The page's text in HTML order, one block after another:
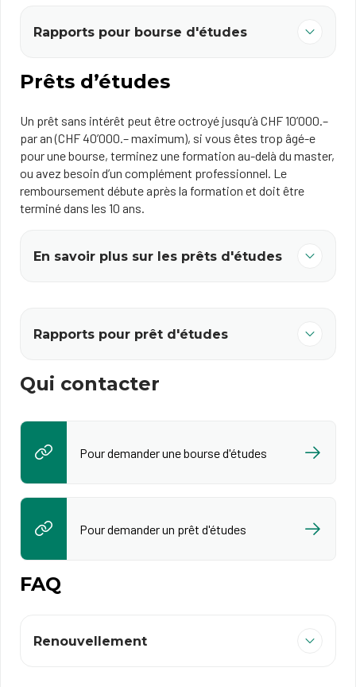
Rapports pour bourse d'études
Prêts d’études
Un prêt sans intérêt peut être octroyé jusqu’à CHF 10’000.–
par an (CHF 40’000.– maximum), si vous êtes trop âgé-e
pour une bourse, terminez une formation au-delà du master,
ou avez besoin d’un complément professionnel. Le
remboursement débute après la formation et doit être
terminé dans les 10 ans.
En savoir plus sur les prêts d'études
Rapports pour prêt d'études
Qui contacter
Pour demander une bourse d'études
Pour demander un prêt d'études
FAQ
Renouvellement